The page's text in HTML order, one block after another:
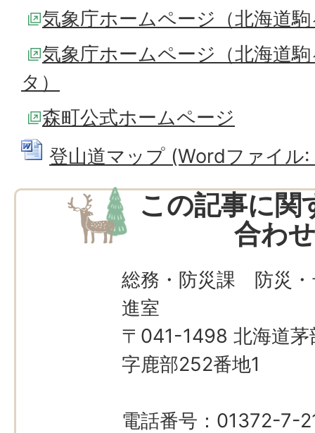
気象庁ホームページ（北海道
気象庁ホームページ（北海道
タ）
森町公式ホームページ
登山道マップ (Wordファイル:
この記事に関
合わ
総務・防災課 防災・
進室
〒041-1498 北海道茅
字鹿部252番地1
電話番号：01372-7-